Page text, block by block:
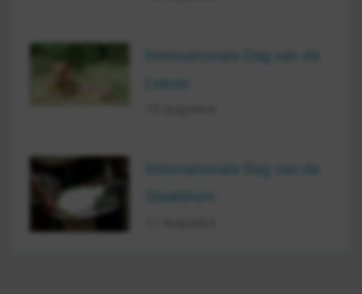
Internationale Dag van de
Internationale Dag van de